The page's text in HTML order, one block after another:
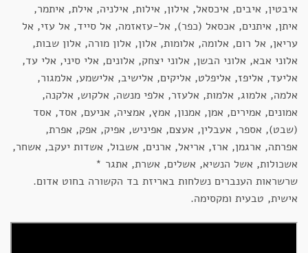
איבטין, איבים, איכסאל, אילון, אילות, אילניה, אילת, איתמר,
איתן, איתנים, אכסאל (כפר), אל-עזאזמה, אל סייד, אל עזי, אל
עריאן, אל רום, אלומה, אלומות, אלון, אלון מורה, אלון שבות,
אלוני אבא, אלוני הבשן, אלוני יצחק, אלונים, אלי סיני, אלי עד,
אליעד, אליפז, אליפלט, אליקים, אלישיב, אלישמע, אלמגור,
אלמה, אלמוג, אלמות, אלעזר, אלפי מנשה, אלקוש, אלקנה,
אמונים, אמירים, אמן, אמנון, אמץ, אמציה, אניעם, אסד, אסד
(שבט), אספר, אעבלין, אעצם, אפיניש, אפיק, אפק, אפרת,
אפרתה, ארגמן, ארז, אריאל, ארנים, אשבול, אשדות יעקב, אשחר,
אשכולות, אשל הנשיא, אשלים, אשרת, אתגר *
שרשראות הענברים נשלחות באריזת בד הקשורה בחוט אדום.
אישית, טבעית ומקסימה.